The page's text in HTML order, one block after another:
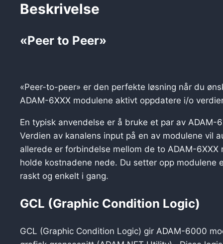
Beskrivelse
«Peer to Peer»
«Peer-to-peer» er den perfekte løsning når du
ADAM-6XXX modulene aktivt oppdatere i/o
En typisk anvendelse er å bruke et par av ADAM-
Verdien av kanalens input på en av modulene vil
allerede er forbindelse mellom de to ADAM-
holde kostnadene nede. Du setter opp modulene
raskt og enkelt i gang.
GCL (Graphic Condition Logic)
GCL (Graphic Condition Logic) gir ADAM-6000